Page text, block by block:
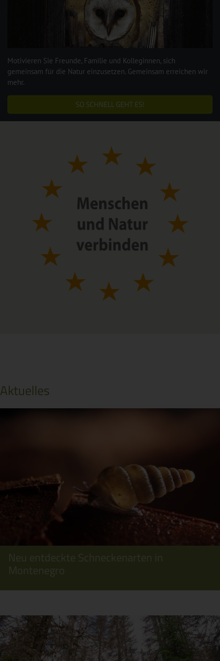
Motivieren Sie Freunde, Familie und Kolleginnen, sich
gemeinsam für die Natur einzusetzen. Gemeinsam erreichen wir
mehr.
SO SCHNELL GEHT ES!
Aktuelles
Neu entdeckte Schneckenarten in
Montenegro